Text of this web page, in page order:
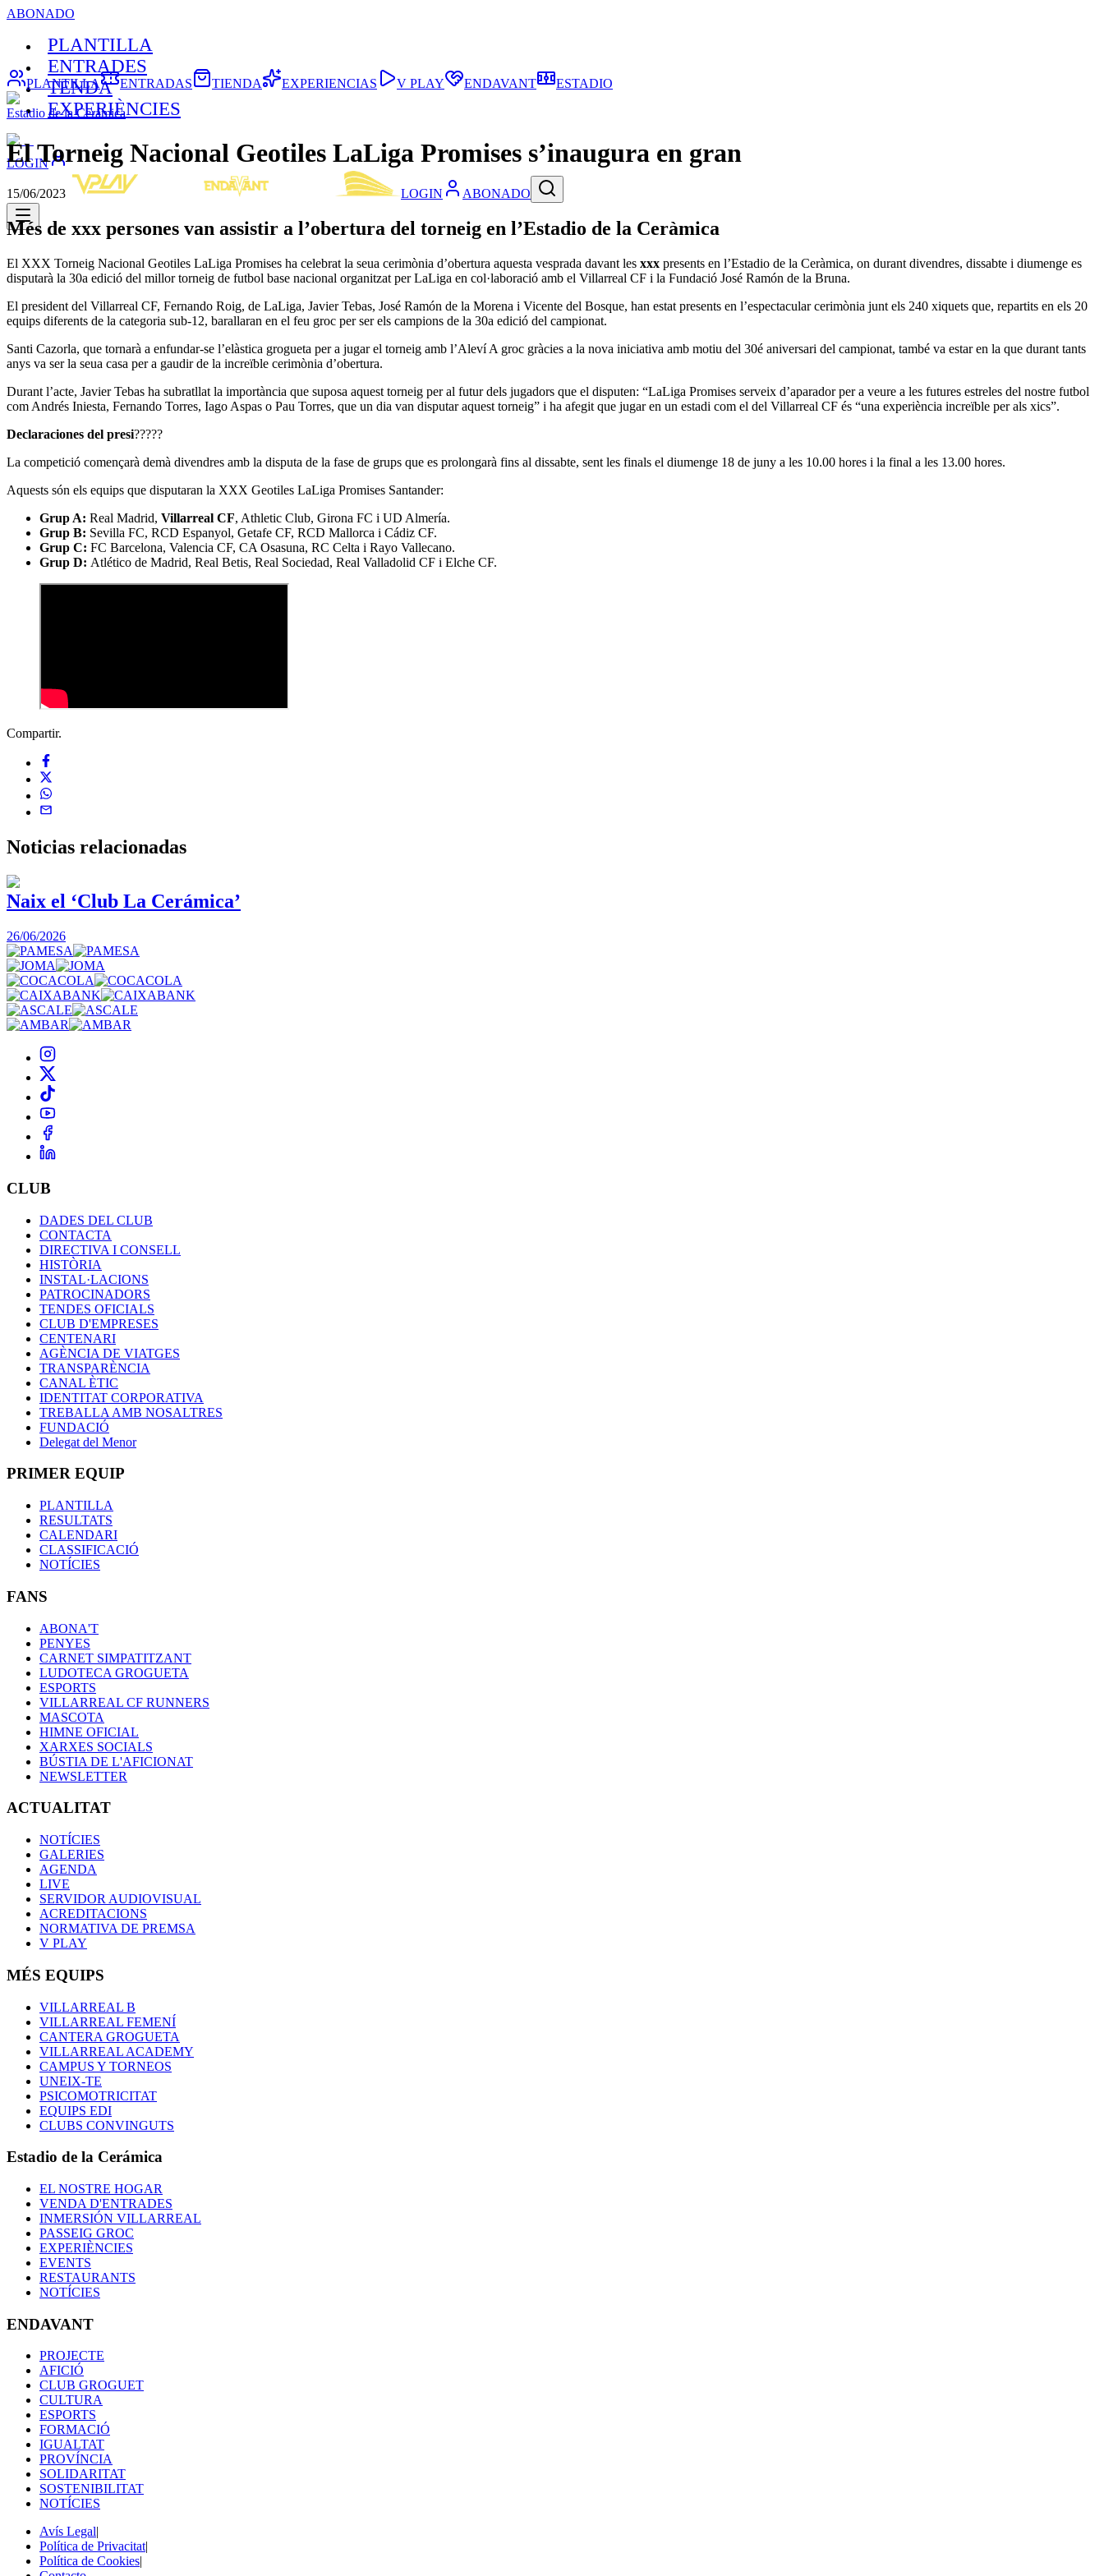
ABONADO
PLANTILLA
ENTRADES
TENDA
EXPERIÈNCIES
LOGIN
LOGIN ABONADO
PLANTILLA ENTRADAS TIENDA EXPERIENCIAS V PLAY ENDAVANT ESTADIO
Estadio de la Cerámica
El Torneig Nacional Geotiles LaLiga Promises s’inaugura en gran
15/06/2023
Més de xxx persones van assistir a l’obertura del torneig en l’Estadio de la Ceràmica
El XXX Torneig Nacional Geotiles LaLiga Promises ha celebrat la seua cerimònia d’obertura aquesta vesprada davant les xxx presents en l’Estadio de la Ceràmica, on durant divendres, dissabte i diumenge es
disputarà la 30a edició del millor torneig de futbol base nacional organitzat per LaLiga en col·laboració amb el Villarreal CF i la Fundació José Ramón de la Bruna.
El president del Villarreal CF, Fernando Roig, de LaLiga, Javier Tebas, José Ramón de la Morena i Vicente del Bosque, han estat presents en l’espectacular cerimònia junt els 240 xiquets que, repartits en els 20
equips diferents de la categoria sub-12, barallaran en el feu groc per ser els campions de la 30a edició del campionat.
Santi Cazorla, que tornarà a enfundar-se l’elàstica grogueta per a jugar el torneig amb l’Aleví A groc gràcies a la nova iniciativa amb motiu del 30é aniversari del campionat, també va estar en la que durant tants
anys va ser la seua casa per a gaudir de la increïble cerimònia d’obertura.
Durant l’acte, Javier Tebas ha subratllat la importància que suposa aquest torneig per al futur dels jugadors que el disputen: “LaLiga Promises serveix d’aparador per a veure a les futures estreles del nostre futbol
com Andrés Iniesta, Fernando Torres, Iago Aspas o Pau Torres, que un dia van disputar aquest torneig” i ha afegit que jugar en un estadi com el del Villarreal CF és “una experiència increïble per als xics”.
Declaraciones del presi?????
La competició començarà demà divendres amb la disputa de la fase de grups que es prolongarà fins al dissabte, sent les finals el diumenge 18 de juny a les 10.00 hores i la final a les 13.00 hores.
Aquests són els equips que disputaran la XXX Geotiles LaLiga Promises Santander:
Grup A: Real Madrid, Villarreal CF, Athletic Club, Girona FC i UD Almería.
Grup B: Sevilla FC, RCD Espanyol, Getafe CF, RCD Mallorca i Cádiz CF.
Grup C: FC Barcelona, Valencia CF, CA Osasuna, RC Celta i Rayo Vallecano.
Grup D: Atlético de Madrid, Real Betis, Real Sociedad, Real Valladolid CF i Elche CF.
Compartir.
Noticias relacionadas
Naix el ‘Club La Cerámica’
26/06/2026
CLUB
DADES DEL CLUB
CONTACTA
DIRECTIVA I CONSELL
HISTÒRIA
INSTAL·LACIONS
PATROCINADORS
TENDES OFICIALS
CLUB D'EMPRESES
CENTENARI
AGÈNCIA DE VIATGES
TRANSPARÈNCIA
CANAL ÈTIC
IDENTITAT CORPORATIVA
TREBALLA AMB NOSALTRES
FUNDACIÓ
Delegat del Menor
PRIMER EQUIP
PLANTILLA
RESULTATS
CALENDARI
CLASSIFICACIÓ
NOTÍCIES
FANS
ABONA'T
PENYES
CARNET SIMPATITZANT
LUDOTECA GROGUETA
ESPORTS
VILLARREAL CF RUNNERS
MASCOTA
HIMNE OFICIAL
XARXES SOCIALS
BÚSTIA DE L'AFICIONAT
NEWSLETTER
ACTUALITAT
NOTÍCIES
GALERIES
AGENDA
LIVE
SERVIDOR AUDIOVISUAL
ACREDITACIONS
NORMATIVA DE PREMSA
V PLAY
MÉS EQUIPS
VILLARREAL B
VILLARREAL FEMENÍ
CANTERA GROGUETA
VILLARREAL ACADEMY
CAMPUS Y TORNEOS
UNEIX-TE
PSICOMOTRICITAT
EQUIPS EDI
CLUBS CONVINGUTS
Estadio de la Cerámica
EL NOSTRE HOGAR
VENDA D'ENTRADES
INMERSIÓN VILLARREAL
PASSEIG GROC
EXPERIÈNCIES
EVENTS
RESTAURANTS
NOTÍCIES
ENDAVANT
PROJECTE
AFICIÓ
CLUB GROGUET
CULTURA
ESPORTS
FORMACIÓ
IGUALTAT
PROVÍNCIA
SOLIDARITAT
SOSTENIBILITAT
NOTÍCIES
Avís Legal|
Política de Privacitat|
Política de Cookies|